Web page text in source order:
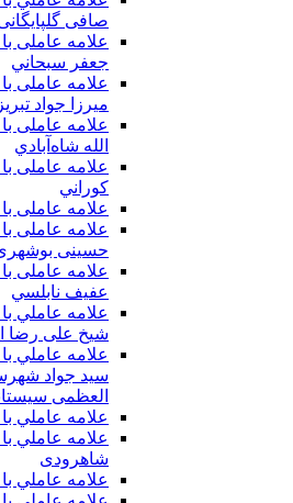
صافی
علامه عاملی
جعفر سبحاني
علامه عاملی
ميرزا جواد
علامه عاملی
الله شاه‌آبادي
علامه عاملی
كوراني
علامه عاملی
علامه عاملی
حسینی
علامه عاملی
عفيف نابلسي
علامه عاملي
شیخ علی رضا
علامه عاملي
سید جواد
العظمى
علامه عاملي
علامه عاملي
شاهرودی
علامه عاملي